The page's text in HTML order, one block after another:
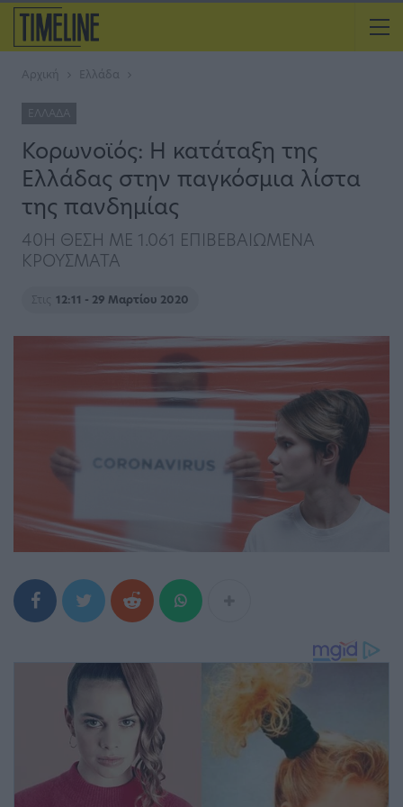
Αρχική Ελλάδα
ΕΛΛΆΔΑ
Κορωνοϊός: Η κατάταξη της
Ελλάδας στην παγκόσμια λίστα
της πανδημίας
40Η ΘΕΣΗ ΜΕ 1.061 ΕΠΙΒΕΒΑΙΩΜΕΝΑ
ΚΡΟΥΣΜΑΤΑ
Στις 12:11 - 29 Μαρτίου 2020